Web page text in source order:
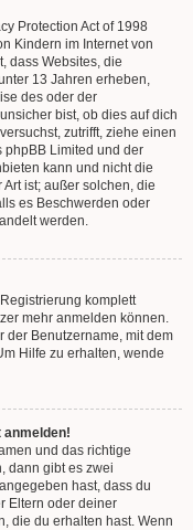
Protection Act of 1998
Kindern im Internet von
dass Websites, die
13 Jahren erheben,
des oder der
bist, ob dies auf dich
zutrifft, ziehe einen
phpBB Limited und der
kann und nicht die
ist; außer solchen, die
es Beschwerden oder
werden.
komplett
mehr anmelden können.
der Benutzername, mit dem
Hilfe zu erhalten, wende
anmelden!
und das richtige
dann gibt es zwei
hast, dass du
Eltern oder deiner
die du erhalten hast. Wenn